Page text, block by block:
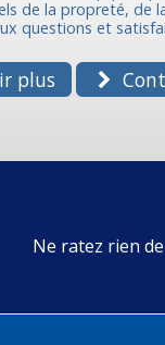
de la propreté, de
questions et
plus
Ne ratez rien